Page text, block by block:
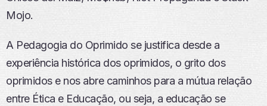
Mojo.
A Pedagogia do Oprimido se justifica desde a
experiência histórica dos oprimidos, o grito dos
oprimidos e nos abre caminhos para a mútua relação
entre Ética e Educação, ou seja, a educação se